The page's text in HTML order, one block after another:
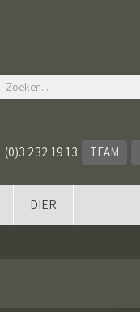
(0)3 232 19 13 TEAM
DIER